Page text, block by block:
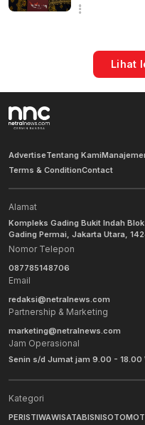
Lihat
AdvertiseTentang Kami
Terms & ConditionContact
Alamat
Kompleks Gading Bukit Indah
Gading Permai, Jakarta Utara,
Nomor Telepon
087785148706
Email
redaksi@netralnews.com
Partnership & Marketing
marketing@netralnews.com
Jam Operasional
Senin s/d Jumat jam 9.00 - 18.00
Kategori
PERISTIWAWISATABISNIS